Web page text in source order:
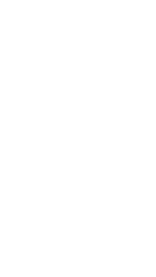
aquí para hacer
para ofrecerte en
en
proyectos y
tenemos para
sobrepuestos en
de renovación y